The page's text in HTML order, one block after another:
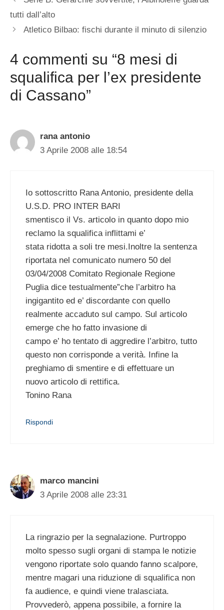
tutti dall’alto
Atletico Bilbao: fischi durante il minuto di silenzio
4 commenti su “8 mesi di
squalifica per l’ex presidente
di Cassano”
rana antonio
3 Aprile 2008 alle 18:54
Io sottoscritto Rana Antonio, presidente della
U.S.D. PRO INTER BARI
smentisco il Vs. articolo in quanto dopo mio
reclamo la squalifica inflittami e’
stata ridotta a soli tre mesi.Inoltre la sentenza
riportata nel comunicato numero 50 del
03/04/2008 Comitato Regionale Regione
Puglia dice testualmente”che l’arbitro ha
ingigantito ed e’ discordante con quello
realmente accaduto sul campo. Sul articolo
emerge che ho fatto invasione di
campo e’ ho tentato di aggredire l’arbitro, tutto
questo non corrisponde a verità. Infine la
preghiamo di smentire e di effettuare un
nuovo articolo di rettifica.
Tonino Rana
Rispondi
marco mancini
3 Aprile 2008 alle 23:31
La ringrazio per la segnalazione. Purtroppo
molto spesso sugli organi di stampa le notizie
vengono riportate solo quando fanno scalpore,
mentre magari una riduzione di squalifica non
fa audience, e quindi viene tralasciata.
Provvederò, appena possibile, a fornire la